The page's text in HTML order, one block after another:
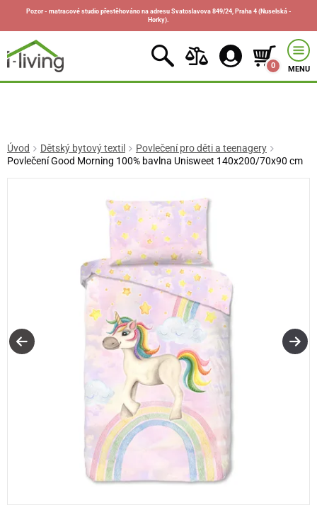
Pozor - matracové studio přestěhováno na adresu Svatoslavova 849/24, Praha 4 (Nuselská -
Horky).
0 MENU
Úvod Dětský bytový textil
Povlečení pro děti a teenagery
Povlečení Good Morning 100% bavlna Unisweet 140x200/70x90 cm